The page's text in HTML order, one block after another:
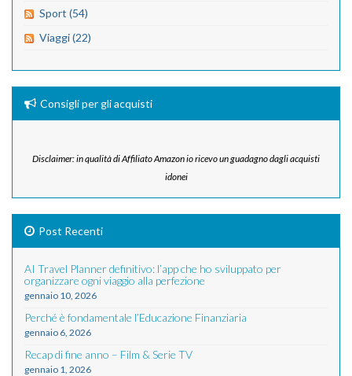
Sport (54)
Viaggi (22)
Consigli per gli acquisti
Disclaimer: in qualità di Affiliato Amazon io ricevo un guadagno dagli acquisti
idonei
Post Recenti
AI Travel Planner definitivo: l’app che ho sviluppato per
organizzare ogni viaggio alla perfezione
gennaio 10, 2026
Perché è fondamentale l’Educazione Finanziaria
gennaio 6, 2026
Recap di fine anno – Film & Serie TV
gennaio 1, 2026